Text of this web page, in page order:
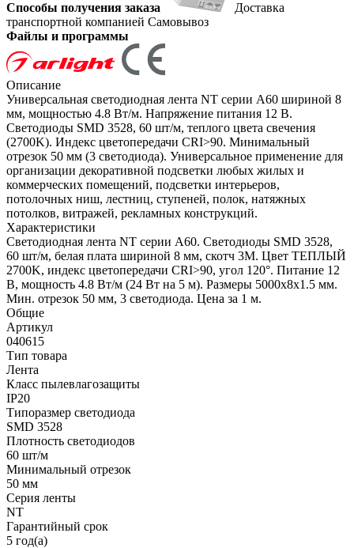
Способы получения заказа
Доставка
транспортной компанией Самовывоз
Файлы и программы
Описание
Универсальная светодиодная лента NT серии A60 шириной 8
мм, мощностью 4.8 Вт/м. Напряжение питания 12 В.
Светодиоды SMD 3528, 60 шт/м, теплого цвета свечения
(2700K). Индекс цветопередачи CRI>90. Минимальный
отрезок 50 мм (3 светодиода). Универсальное применение для
организации декоративной подсветки любых жилых и
коммерческих помещений, подсветки интерьеров,
потолочных ниш, лестниц, ступеней, полок, натяжных
потолков, витражей, рекламных конструкций.
Характеристики
Светодиодная лента NT серии A60. Светодиоды SMD 3528,
60 шт/м, белая плата шириной 8 мм, скотч 3M. Цвет ТЕПЛЫЙ
2700K, индекс цветопередачи CRI>90, угол 120°. Питание 12
В, мощность 4.8 Вт/м (24 Вт на 5 м). Размеры 5000x8x1.5 мм.
Мин. отрезок 50 мм, 3 светодиода. Цена за 1 м.
Общие
Артикул
040615
Тип товара
Лента
Класс пылевлагозащиты
IP20
Типоразмер светодиода
SMD 3528
Плотность светодиодов
60 шт/м
Минимальный отрезок
50 мм
Серия ленты
NT
Гарантийный срок
5 год(а)